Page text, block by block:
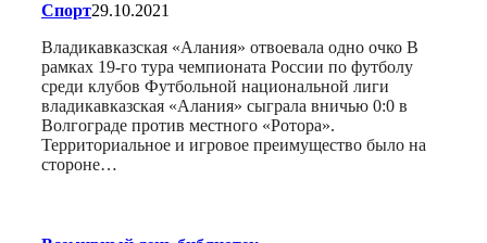
Спорт29.10.2021
Владикавказская «Алания» отвоевала одно очко В
рамках 19-го тура чемпионата России по футболу
среди клубов Футбольной национальной лиги
владикавказская «Алания» сыграла вничью 0:0 в
Волгограде против местного «Ротора».
Территориальное и игровое преимущество было на
стороне…